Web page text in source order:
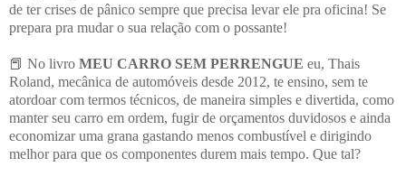
de ter crises de pânico sempre que precisa levar ele pra oficina! Se
prepara pra mudar o sua relação com o possante!
📕 No livro MEU CARRO SEM PERRENGUE eu, Thais
Roland, mecânica de automóveis desde 2012, te ensino, sem te
atordoar com termos técnicos, de maneira simples e divertida, como
manter seu carro em ordem, fugir de orçamentos duvidosos e ainda
economizar uma grana gastando menos combustível e dirigindo
melhor para que os componentes durem mais tempo. Que tal?